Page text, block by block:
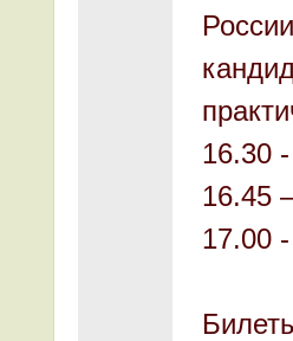
16.30
16.45
17.00